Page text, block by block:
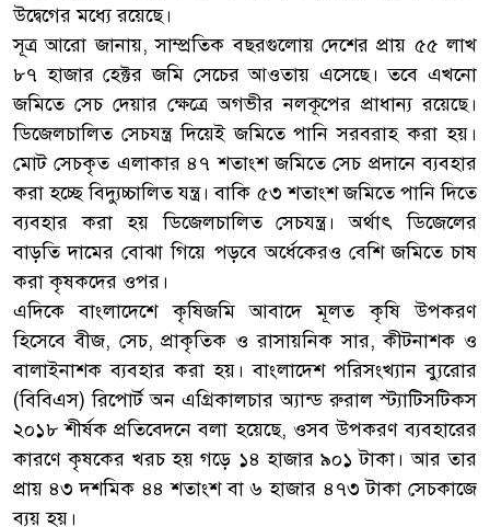
উদ্বেগের মধ্যে রয়েছে।
সূত্র আরো জানায়, সাম্প্রতিক বছরগুলোয় দেশের প্রায় ৫৫ লাখ
৮৭ হাজার হেক্টর জমি সেচের আওতায় এসেছে। তবে এখনো
জমিতে সেচ দেয়ার ক্ষেত্রে অগভীর নলকূপের প্রাধান্য রয়েছে।
ডিজেলচালিত সেচযন্ত্র দিয়েই জমিতে পানি সরবরাহ করা হয়।
মোট সেচকৃত এলাকার ৪৭ শতাংশ জমিতে সেচ প্রদানে ব্যবহার
করা হচ্ছে বিদ্যুচ্চালিত যন্ত্র। বাকি ৫৩ শতাংশ জমিতে পানি দিতে
ব্যবহার করা হয় ডিজেলচালিত সেচযন্ত্র। অর্থাৎ ডিজেলের
বাড়তি দামের বোঝা গিয়ে পড়বে অর্ধেকেরও বেশি জমিতে চাষ
করা কৃষকদের ওপর।
এদিকে বাংলাদেশে কৃষিজমি আবাদে মূলত কৃষি উপকরণ
হিসেবে বীজ, সেচ, প্রাকৃতিক ও রাসায়নিক সার, কীটনাশক ও
বালাইনাশক ব্যবহার করা হয়। বাংলাদেশ পরিসংখ্যান ব্যুরোর
(বিবিএস) রিপোর্ট অন এগ্রিকালচার অ্যান্ড রুরাল স্ট্যাটিসটিকস
২০১৮ শীর্ষক প্রতিবেদনে বলা হয়েছে, ওসব উপকরণ ব্যবহারের
কারণে কৃষকের খরচ হয় গড়ে ১৪ হাজার ৯০১ টাকা। আর তার
প্রায় ৪৩ দশমিক ৪৪ শতাংশ বা ৬ হাজার ৪৭৩ টাকা সেচকাজে
ব্যয় হয়।